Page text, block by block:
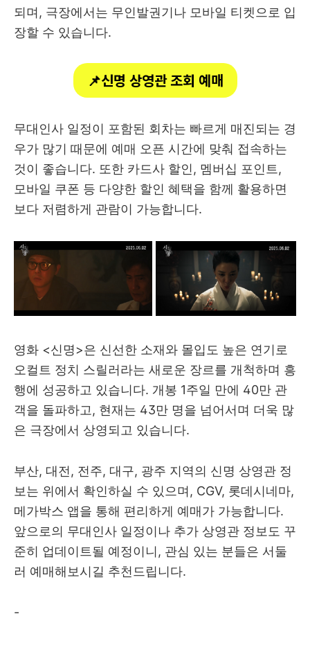
되며, 극장에서는 무인발권기나 모바일 티켓으로 입
장할 수 있습니다.
📌신명 상영관 조회 예매
무대인사 일정이 포함된 회차는 빠르게 매진되는 경
우가 많기 때문에 예매 오픈 시간에 맞춰 접속하는
것이 좋습니다. 또한 카드사 할인, 멤버십 포인트,
모바일 쿠폰 등 다양한 할인 혜택을 함께 활용하면
보다 저렴하게 관람이 가능합니다.
영화 <신명>은 신선한 소재와 몰입도 높은 연기로
오컬트 정치 스릴러라는 새로운 장르를 개척하며 흥
행에 성공하고 있습니다. 개봉 1주일 만에 40만 관
객을 돌파하고, 현재는 43만 명을 넘어서며 더욱 많
은 극장에서 상영되고 있습니다.
부산, 대전, 전주, 대구, 광주 지역의 신명 상영관 정
보는 위에서 확인하실 수 있으며, CGV, 롯데시네마,
메가박스 앱을 통해 편리하게 예매가 가능합니다.
앞으로의 무대인사 일정이나 추가 상영관 정보도 꾸
준히 업데이트될 예정이니, 관심 있는 분들은 서둘
러 예매해보시길 추천드립니다.
-